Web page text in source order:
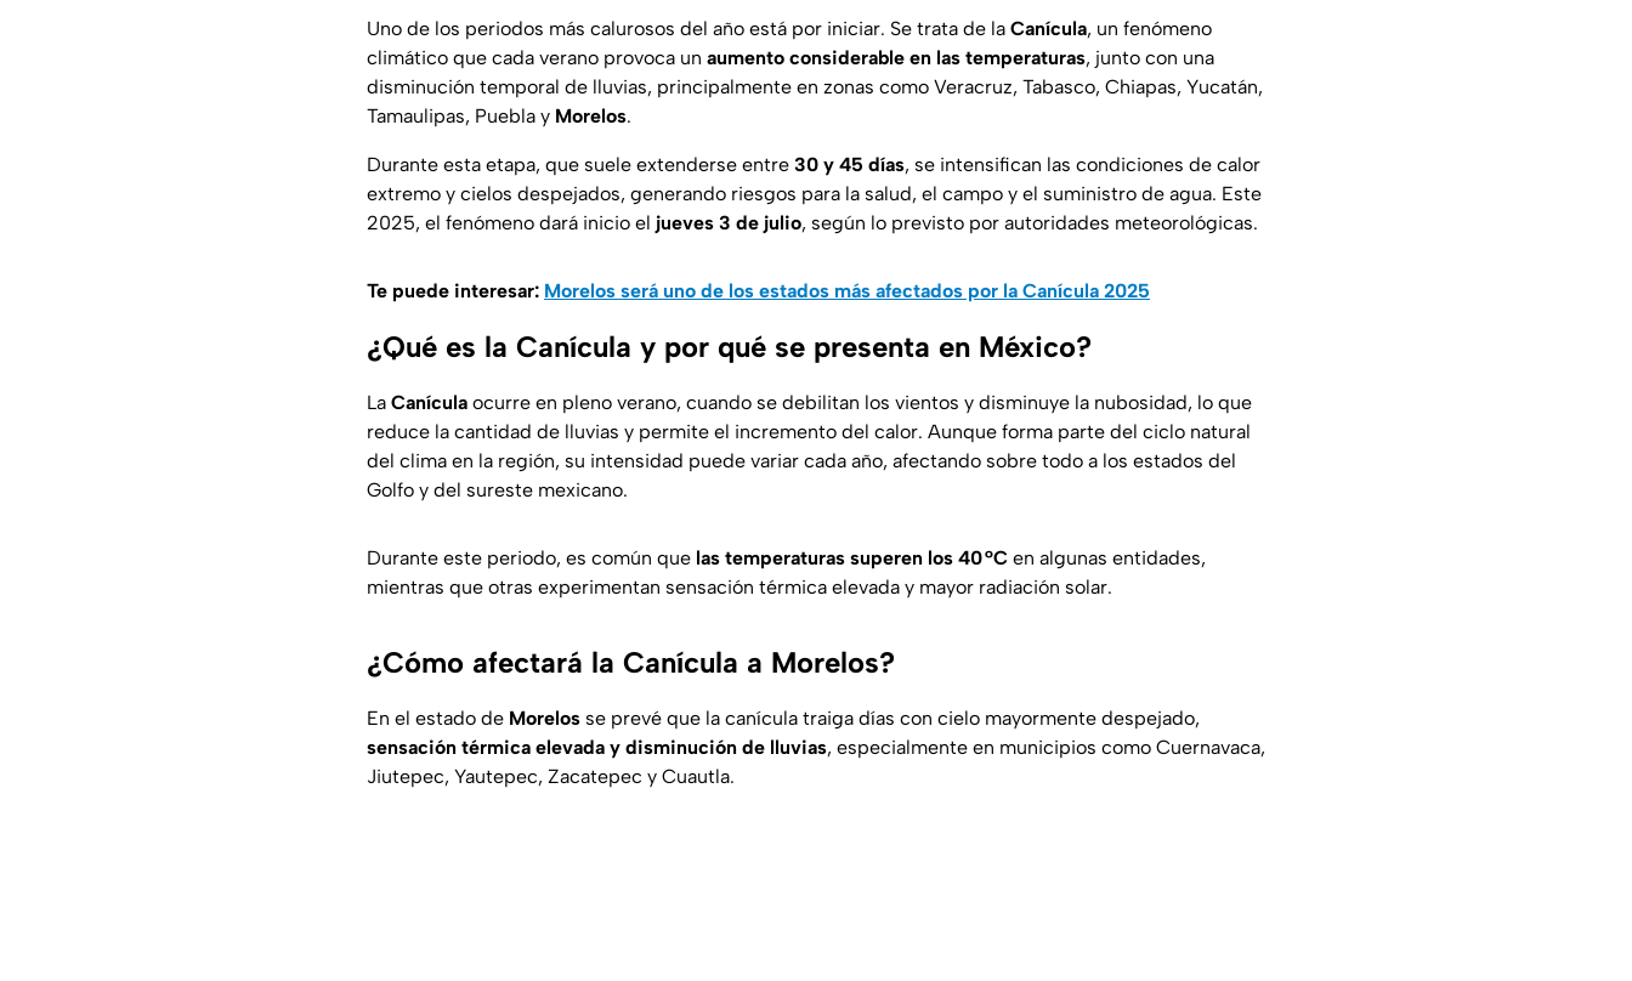
Uno de los periodos más calurosos del año está por iniciar. Se trata de la Canícula, un fenómeno
climático que cada verano provoca un aumento considerable en las temperaturas, junto con una
disminución temporal de lluvias, principalmente en zonas como Veracruz, Tabasco, Chiapas, Yucatán,
Tamaulipas, Puebla y Morelos.
Durante esta etapa, que suele extenderse entre 30 y 45 días, se intensifican las condiciones de calor
extremo y cielos despejados, generando riesgos para la salud, el campo y el suministro de agua. Este
2025, el fenómeno dará inicio el jueves 3 de julio, según lo previsto por autoridades meteorológicas.
Te puede interesar: Morelos será uno de los estados más afectados por la Canícula 2025
¿Qué es la Canícula y por qué se presenta en México?
La Canícula ocurre en pleno verano, cuando se debilitan los vientos y disminuye la nubosidad, lo que
reduce la cantidad de lluvias y permite el incremento del calor. Aunque forma parte del ciclo natural
del clima en la región, su intensidad puede variar cada año, afectando sobre todo a los estados del
Golfo y del sureste mexicano.
Durante este periodo, es común que las temperaturas superen los 40 °C en algunas entidades,
mientras que otras experimentan sensación térmica elevada y mayor radiación solar.
¿Cómo afectará la Canícula a Morelos?
En el estado de Morelos se prevé que la canícula traiga días con cielo mayormente despejado,
sensación térmica elevada y disminución de lluvias, especialmente en municipios como Cuernavaca,
Jiutepec, Yautepec, Zacatepec y Cuautla.